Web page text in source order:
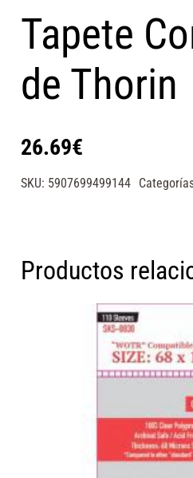
Tapete
de Thorin
26.69€
SKU: 5907699499144
Productos